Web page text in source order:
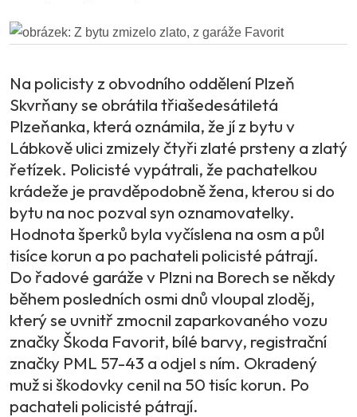
Na policisty z obvodního oddělení Plzeň
Skvrňany se obrátila třiašedesátiletá
Plzeňanka, která oznámila, že jí z bytu v
Lábkově ulici zmizely čtyři zlaté prsteny a zlatý
řetízek. Policisté vypátrali, že pachatelkou
krádeže je pravděpodobně žena, kterou si do
bytu na noc pozval syn oznamovatelky.
Hodnota šperků byla vyčíslena na osm a půl
tisíce korun a po pachateli policisté pátrají.
Do řadové garáže v Plzni na Borech se někdy
během posledních osmi dnů vloupal zloděj,
který se uvnitř zmocnil zaparkovaného vozu
značky Škoda Favorit, bílé barvy, registrační
značky PML 57-43 a odjel s ním. Okradený
muž si škodovky cenil na 50 tisíc korun. Po
pachateli policisté pátrají.